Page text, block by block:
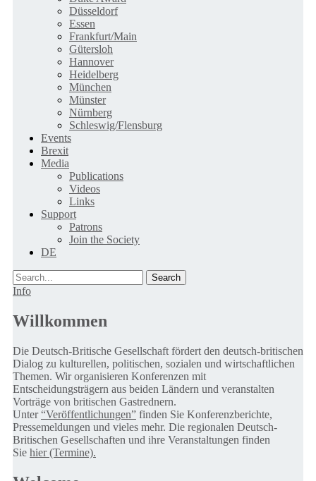
Düsseldorf
Essen
Frankfurt/Main
Gütersloh
Hannover
Heidelberg
München
Münster
Nürnberg
Schleswig/Flensburg
Events
Brexit
Media
Publications
Videos
Links
Support
Patrons
Join the Society
DE
Search
Info
Willkommen
Die Deutsch-Britische Gesellschaft fördert den deutsch-britischen
Dialog zu kulturellen, politischen, sozialen und wirtschaftlichen
Themen. Wir organisieren Konferenzen mit
Entscheidungsträgern aus beiden Ländern und veranstalten
Vorträge von britischen Gastrednern.
Unter“Veröffentlichungen” finden Sie Konferenzberichte,
Pressemeldungen und vieles mehr. Die regionalen Deutsch-
Britischen Gesellschaften und ihre Veranstaltungen finden
Sie hier (Termine).